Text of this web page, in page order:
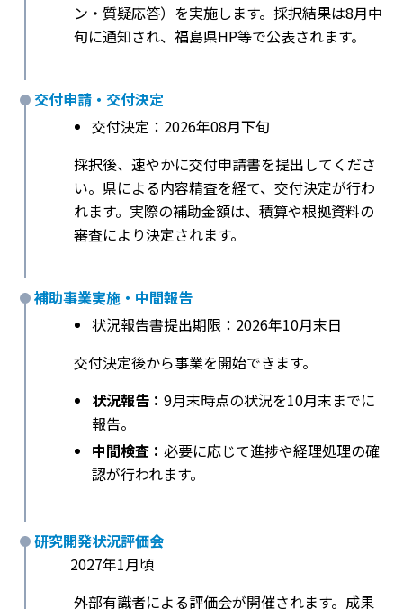
ン・質疑応答）を実施します。採択結果は8月中
旬に通知され、福島県HP等で公表されます。
交付申請・交付決定
交付決定：2026年08月下旬
採択後、速やかに交付申請書を提出してくださ
い。県による内容精査を経て、交付決定が行わ
れます。実際の補助金額は、積算や根拠資料の
審査により決定されます。
補助事業実施・中間報告
状況報告書提出期限：2026年10月末日
交付決定後から事業を開始できます。
状況報告： 9月末時点の状況を10月末までに
報告。
中間検査： 必要に応じて進捗や経理処理の確
認が行われます。
研究開発状況評価会
2027年1月頃
外部有識者による評価会が開催されます。成果